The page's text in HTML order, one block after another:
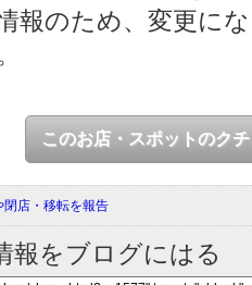
報のため、変更に
このお店・スポットのク
閉店・移転を報告
報をブログにはる